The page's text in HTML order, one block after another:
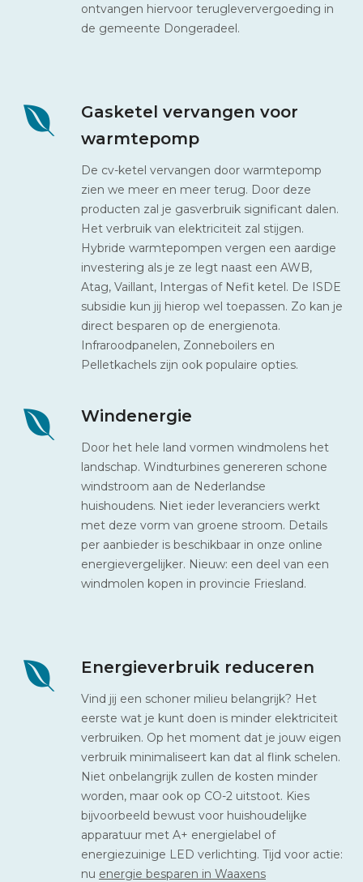
ontvangen hiervoor terugleververgoeding in
de gemeente Dongeradeel.
Gasketel vervangen voor
warmtepomp
De cv-ketel vervangen door warmtepomp
zien we meer en meer terug. Door deze
producten zal je gasverbruik significant dalen.
Het verbruik van elektriciteit zal stijgen.
Hybride warmtepompen vergen een aardige
investering als je ze legt naast een AWB,
Atag, Vaillant, Intergas of Nefit ketel. De ISDE
subsidie kun jij hierop wel toepassen. Zo kan je
direct besparen op de energienota.
Infraroodpanelen, Zonneboilers en
Pelletkachels zijn ook populaire opties.
Windenergie
Door het hele land vormen windmolens het
landschap. Windturbines genereren schone
windstroom aan de Nederlandse
huishoudens. Niet ieder leveranciers werkt
met deze vorm van groene stroom. Details
per aanbieder is beschikbaar in onze online
energievergelijker. Nieuw: een deel van een
windmolen kopen in provincie Friesland.
Energieverbruik reduceren
Vind jij een schoner milieu belangrijk? Het
eerste wat je kunt doen is minder elektriciteit
verbruiken. Op het moment dat je jouw eigen
verbruik minimaliseert kan dat al flink schelen.
Niet onbelangrijk zullen de kosten minder
worden, maar ook op CO-2 uitstoot. Kies
bijvoorbeeld bewust voor huishoudelijke
apparatuur met A+ energielabel of
energiezuinige LED verlichting. Tijd voor actie:
nu energie besparen in Waaxens